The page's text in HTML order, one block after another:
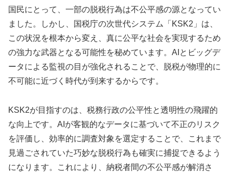
国民にとって、一部の脱税行為は不公平感の源となってい
ました。しかし、国税庁の次世代システム「KSK2」は、
この状況を根本から変え、真に公平な社会を実現するため
の強力な武器となる可能性を秘めています。AIとビッグデ
ータによる監視の目が強化されることで、脱税が物理的に
不可能に近づく時代が到来するからです。
KSK2が目指すのは、税務行政の公平性と透明性の飛躍的
な向上です。AIが客観的なデータに基づいて不正のリスク
を評価し、効率的に調査対象を選定することで、これまで
見過ごされていた巧妙な脱税行為も確実に捕捉できるよう
になります。これにより、納税者間の不公平感が解消さ